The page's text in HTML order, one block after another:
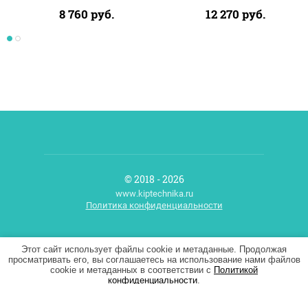
Этот сайт использует файлы cookie и метаданные. Продолжая
просматривать его, вы соглашаетесь на использование нами файлов
cookie и метаданных в соответствии с Политикой
конфиденциальности.
8 760 руб. 12 270 руб.
© 2018 - 2026
www.kiptechnika.ru
Политика конфиденциальности
Мегагрупп.ру